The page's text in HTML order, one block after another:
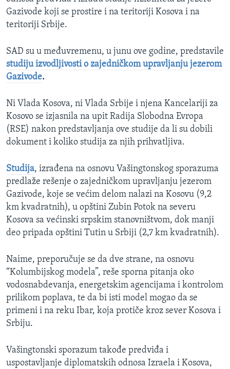
Gazivode koji se prostire i na teritoriji Kosova i na
teritoriji Srbije.
SAD su u međuvremenu, u junu ove godine, predstavile
studiju izvodljivosti o zajedničkom upravljanju jezerom
Gazivode.
Ni Vlada Kosova, ni Vlada Srbije i njena Kancelariji za
Kosovo se izjasnila na upit Radija Slobodna Evropa
(RSE) nakon predstavljanja ove studije da li su dobili
dokument i koliko studija za njih prihvatljiva.
Studija, izrađena na osnovu Vašingtonskog sporazuma
predlaže rešenje o zajedničkom upravljanju jezerom
Gazivode, koje se većim delom nalazi na Kosovu (9,2
km kvadratnih), u opštini Zubin Potok na severu
Kosova sa većinski srpskim stanovništvom, dok manji
deo pripada opštini Tutin u Srbiji (2,7 km kvadratnih).
Naime, preporučuje se da dve strane, na osnovu
“Kolumbijskog modela”, reše sporna pitanja oko
vodosnabdevanja, energetskim agencijama i kontrolom
prilikom poplava, te da bi isti model mogao da se
primeni i na reku Ibar, koja protiče kroz sever Kosova i
Srbiju.
Vašingtonski sporazum takođe predviđa i
uspostavljanje diplomatskih odnosa Izraela i Kosova,